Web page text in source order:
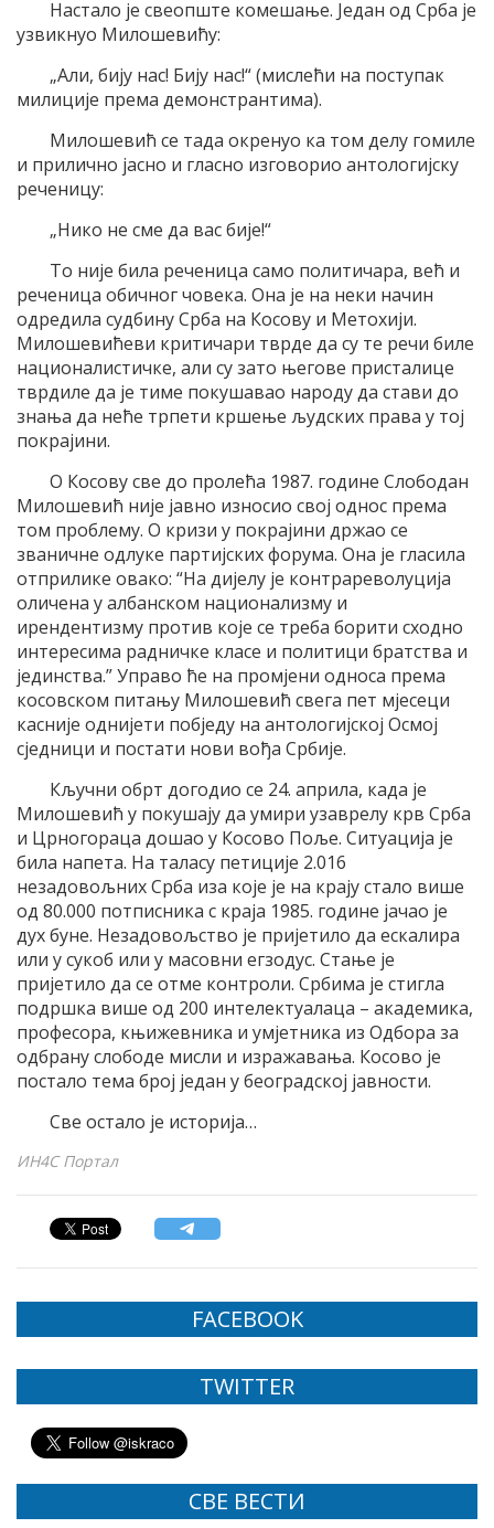
Настало је свеопште комешање. Један од Срба је
узвикнуо Милошевићу:
„Али, бију нас! Бију нас!“ (мислећи на поступак
милиције према демонстрантима).
Милошевић се тада окренуо ка том делу гомиле
и прилично јасно и гласно изговорио антологијску
реченицу:
„Нико не сме да вас бије!“
То није била реченица само политичара, већ и
реченица обичног човека. Она је на неки начин
одредила судбину Срба на Косову и Метохији.
Милошевићеви критичари тврде да су те речи биле
националистичке, али су зато његове присталице
тврдиле да је тиме покушавао народу да стави до
знања да неће трпети кршење људских права у тој
покрајини.
О Косову све до пролећа 1987. године Слободан
Милошевић није јавно износио свој однос према
том проблему. О кризи у покрајини држао се
званичне одлуке партијских форума. Она је гласила
отприлике овако: “На дијелу је контрареволуција
оличена у албанском национализму и
ирендентизму против које се треба борити сходно
интересима радничке класе и политици братства и
јединства.” Управо ће на промјени односа према
косовском питању Милошевић свега пет мјесеци
касније однијети побједу на антологијској Осмој
сједници и постати нови вођа Србије.
Кључни обрт догодио се 24. априла, када је
Милошевић у покушају да умири узаврелу крв Срба
и Црногораца дошао у Косово Поље. Ситуација је
била напета. На таласу петиције 2.016
незадовољних Срба иза које је на крају стало више
од 80.000 потписника с краја 1985. године јачао је
дух буне. Незадовољство је пријетило да ескалира
или у сукоб или у масовни егзодус. Стање је
пријетило да се отме контроли. Србима је стигла
подршка више од 200 интелектуалаца – академика,
професора, књижевника и умјетника из Одбора за
одбрану слободе мисли и изражавања. Косово је
постало тема број један у београдској јавности.
Све остало је историја…
ИН4С Портал
FACEBOOK
TWITTER
СВЕ ВЕСТИ